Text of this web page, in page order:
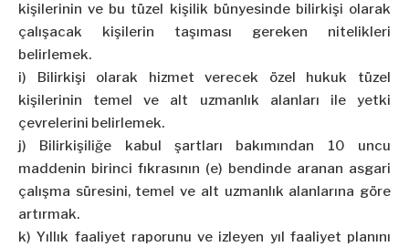
kişilerinin ve bu tüzel kişilik bünyesinde bilirkişi olarak
çalışacak kişilerin taşıması gereken nitelikleri
belirlemek.
i) Bilirkişi olarak hizmet verecek özel hukuk tüzel
kişilerinin temel ve alt uzmanlık alanları ile yetki
çevrelerini belirlemek.
j) Bilirkişiliğe kabul şartları bakımından 10 uncu
maddenin birinci fıkrasının (e) bendinde aranan asgari
çalışma süresini, temel ve alt uzmanlık alanlarına göre
artırmak.
k) Yıllık faaliyet raporunu ve izleyen yıl faaliyet planını